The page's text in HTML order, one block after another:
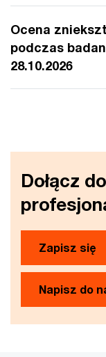
Ocena
podczas
28.10.2026
Dołącz
Zapisz się
Napisz do